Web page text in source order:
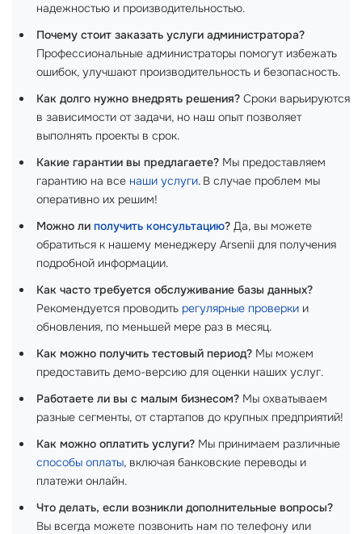
надежностью и производительностью.
Почему стоит заказать услуги администратора?
Профессиональные администраторы помогут избежать
ошибок, улучшают производительность и безопасность.
Как долго нужно внедрять решения? Сроки варьируются
в зависимости от задачи, но наш опыт позволяет
выполнять проекты в срок.
Какие гарантии вы предлагаете? Мы предоставляем
гарантию на все наши услуги. В случае проблем мы
оперативно их решим!
Можно ли получить консультацию? Да, вы можете
обратиться к нашему менеджеру Arsenii для получения
подробной информации.
Как часто требуется обслуживание базы данных?
Рекомендуется проводить регулярные проверки и
обновления, по меньшей мере раз в месяц.
Как можно получить тестовый период? Мы можем
предоставить демо-версию для оценки наших услуг.
Работаете ли вы с малым бизнесом? Мы охватываем
разные сегменты, от стартапов до крупных предприятий!
Как можно оплатить услуги? Мы принимаем различные
способы оплаты, включая банковские переводы и
платежи онлайн.
Что делать, если возникли дополнительные вопросы?
Вы всегда можете позвонить нам по телефону или